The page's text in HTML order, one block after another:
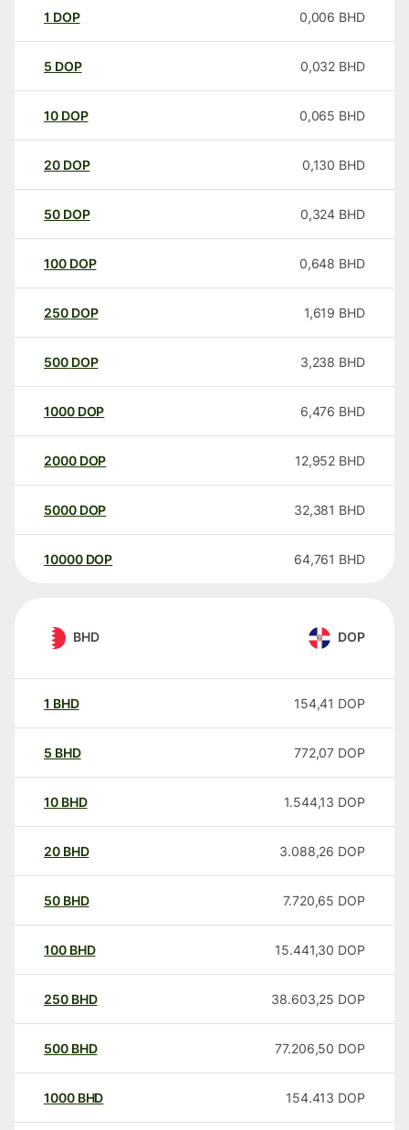
1 DOP 0,006 BHD
5 DOP 0,032 BHD
10 DOP 0,065 BHD
20 DOP 0,130 BHD
50 DOP 0,324 BHD
100 DOP 0,648 BHD
250 DOP 1,619 BHD
500 DOP 3,238 BHD
1000 DOP 6,476 BHD
2000 DOP 12,952 BHD
5000 DOP 32,381 BHD
10000 DOP 64,761 BHD
BHD DOP
1 BHD 154,41 DOP
5 BHD 772,07 DOP
10 BHD 1.544,13 DOP
20 BHD 3.088,26 DOP
50 BHD 7.720,65 DOP
100 BHD 15.441,30 DOP
250 BHD 38.603,25 DOP
500 BHD 77.206,50 DOP
1000 BHD 154.413 DOP